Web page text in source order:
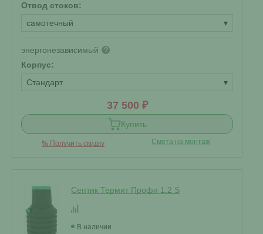
Отвод стоков:
самотечный
▾
энергонезависимый ?
Корпус:
Стандарт
▾
37 500 ₽
Купить
% Получить скидку Смета на монтаж
Септик Термит Профи 1.2 S
В наличии